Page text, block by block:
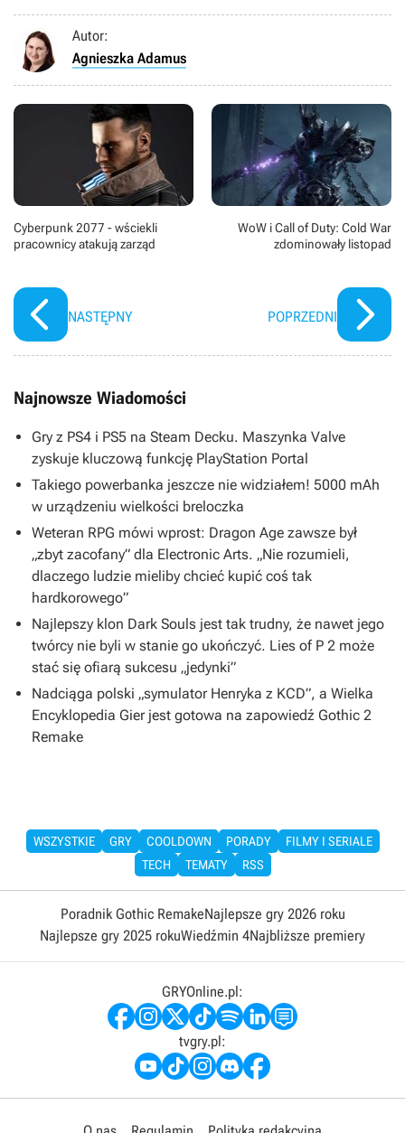
Autor:
Agnieszka Adamus
Cyberpunk 2077 - wściekli
pracownicy atakują zarząd
NASTĘPNY
WoW i Call of Duty: Cold War
zdominowały listopad
POPRZEDNI
Najnowsze Wiadomości
Gry z PS4 i PS5 na Steam Decku. Maszynka Valve
zyskuje kluczową funkcję PlayStation Portal
Takiego powerbanka jeszcze nie widziałem! 5000 mAh
w urządzeniu wielkości breloczka
Weteran RPG mówi wprost: Dragon Age zawsze był
„zbyt zacofany” dla Electronic Arts. „Nie rozumieli,
dlaczego ludzie mieliby chcieć kupić coś tak
hardkorowego”
Najlepszy klon Dark Souls jest tak trudny, że nawet jego
twórcy nie byli w stanie go ukończyć. Lies of P 2 może
stać się ofiarą sukcesu „jedynki”
Nadciąga polski „symulator Henryka z KCD”, a Wielka
Encyklopedia Gier jest gotowa na zapowiedź Gothic 2
Remake
WSZYSTKIE GRY COOLDOWN PORADY
FILMY I SERIALE
TECH
TEMATY RSS
Poradnik Gothic RemakeNajlepsze gry 2026 roku
Najlepsze gry 2025 rokuWiedźmin 4Najbliższe premiery
GRYOnline.pl:
tvgry.pl: